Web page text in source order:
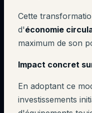
Cette
d'économie
maximum de son
Impact concret
En adoptant ce
investissements